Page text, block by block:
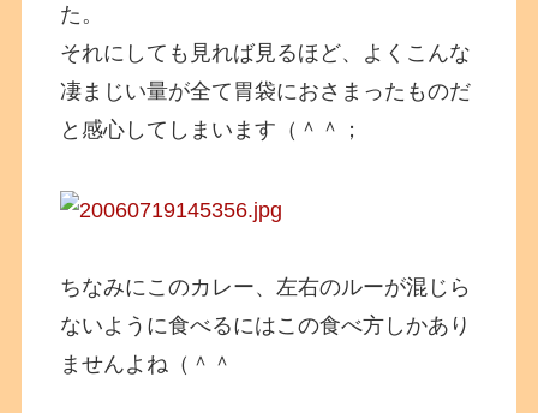
た。
それにしても見れば見るほど、よくこんな
凄まじい量が全て胃袋におさまったものだ
と感心してしまいます（＾＾；
ちなみにこのカレー、左右のルーが混じら
ないように食べるにはこの食べ方しかあり
ませんよね（＾＾